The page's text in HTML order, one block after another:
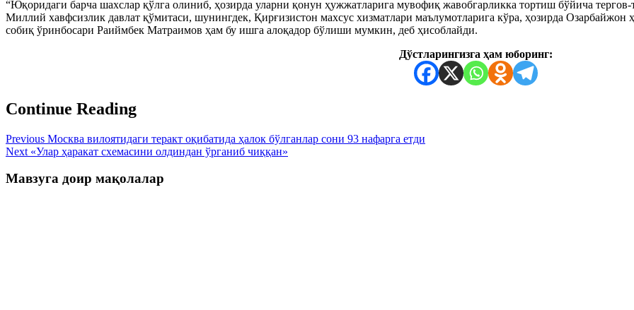
“Юқоридаги барча шахслар қўлга олиниб, ҳозирда уларни қонун ҳужжатларига мувофиқ жавобгарликка тортиш бўйича
Миллий хавфсизлик давлат қўмитаси, шунингдек, Қирғизистон махсус хизматлари маълумотларига кўра, ҳозирда Озарбайжон
собиқ ўринбосари Раиймбек Матраимов ҳам бу ишга алоқадор бўлиши мумкин, деб ҳисоблайди.
Дўстларингизга ҳам юборинг:
Continue Reading
Previous Москва вилоятидаги теракт оқибатида ҳалок бўлганлар сони 93 нафарга етди
Next «Улар ҳаракат схемасини олдиндан ўрганиб чиққан»
Мавзуга доир мақолалар